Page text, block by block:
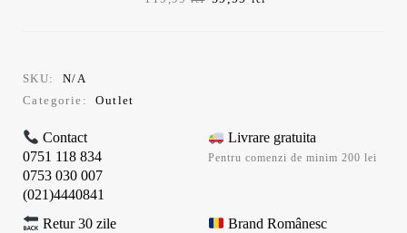
SKU:
N/A
Categorie:
Outlet
Contact
0751 118 834
0753 030 007
(021)4440841
Livrare gratuita
Pentru comenzi de minim 200 lei
Retur 30 zile Brand Românesc